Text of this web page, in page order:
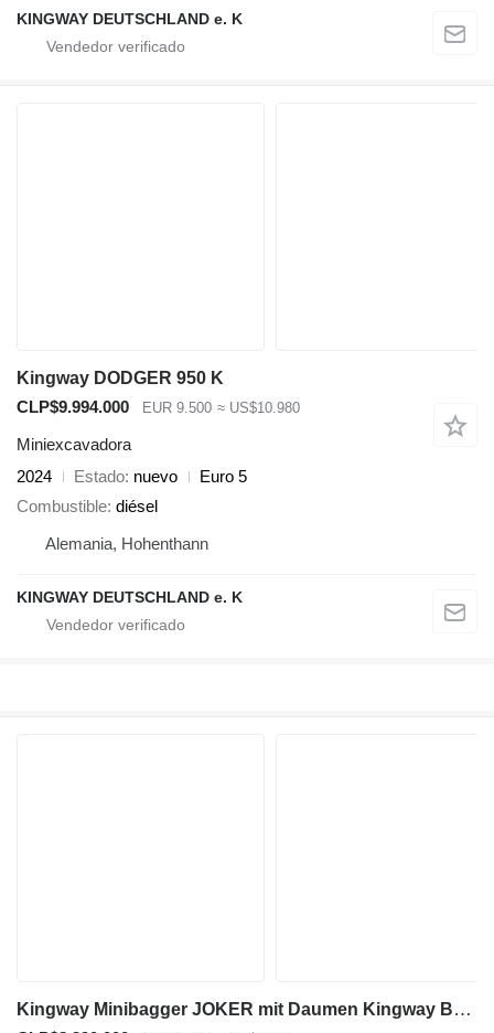
KINGWAY DEUTSCHLAND e. K
Kingway DODGER 950 K
CLP$9.994.000
EUR 9.500 ≈ US$10.980
Miniexcavadora
2024
Estado nuevo
Euro 5
Combustible diésel
Alemania, Hohenthann
KINGWAY DEUTSCHLAND e. K
Kingway Minibagger JOKER mit Daumen Kingway Bagger